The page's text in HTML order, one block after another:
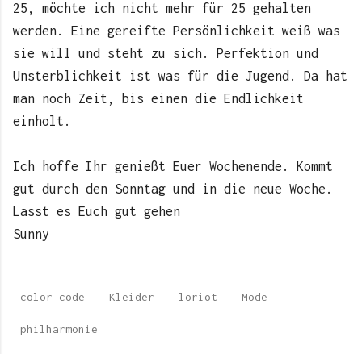
25, möchte ich nicht mehr für 25 gehalten
werden. Eine gereifte Persönlichkeit weiß was
sie will und steht zu sich. Perfektion und
Unsterblichkeit ist was für die Jugend. Da hat
man noch Zeit, bis einen die Endlichkeit
einholt.
Ich hoffe Ihr genießt Euer Wochenende. Kommt
gut durch den Sonntag und in die neue Woche.
Lasst es Euch gut gehen
Sunny
color code Kleider loriot Mode
philharmonie